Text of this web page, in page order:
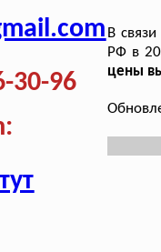
30-96
В
РФ в
цены